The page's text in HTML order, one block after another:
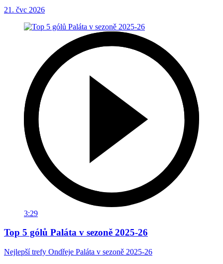
21. čvc 2026
3:29
Top 5 gólů Paláta v sezoně 2025-26
Nejlepší trefy Ondřeje Paláta v sezoně 2025-26